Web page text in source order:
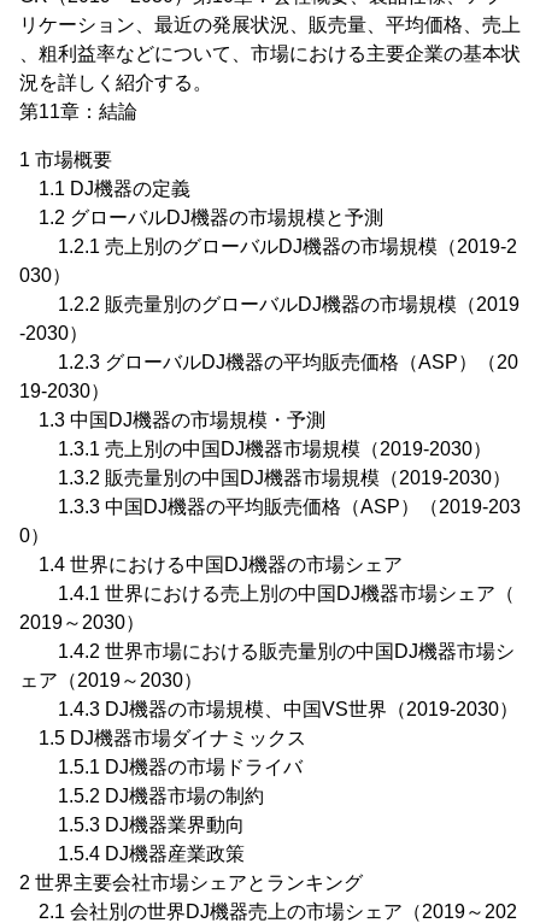
リケーション、最近の発展状況、販売量、平均価格、売上
、粗利益率などについて、市場における主要企業の基本状
況を詳しく紹介する。
第11章：結論
1 市場概要
1.1 DJ機器の定義
1.2 グローバルDJ機器の市場規模と予測
1.2.1 売上別のグローバルDJ機器の市場規模（2019-2
030）
1.2.2 販売量別のグローバルDJ機器の市場規模（2019
-2030）
1.2.3 グローバルDJ機器の平均販売価格（ASP）（20
19-2030）
1.3 中国DJ機器の市場規模・予測
1.3.1 売上別の中国DJ機器市場規模（2019-2030）
1.3.2 販売量別の中国DJ機器市場規模（2019-2030）
1.3.3 中国DJ機器の平均販売価格（ASP）（2019-203
0）
1.4 世界における中国DJ機器の市場シェア
1.4.1 世界における売上別の中国DJ機器市場シェア（
2019～2030）
1.4.2 世界市場における販売量別の中国DJ機器市場シ
ェア（2019～2030）
1.4.3 DJ機器の市場規模、中国VS世界（2019-2030）
1.5 DJ機器市場ダイナミックス
1.5.1 DJ機器の市場ドライバ
1.5.2 DJ機器市場の制約
1.5.3 DJ機器業界動向
1.5.4 DJ機器産業政策
2 世界主要会社市場シェアとランキング
2.1 会社別の世界DJ機器売上の市場シェア（2019～202